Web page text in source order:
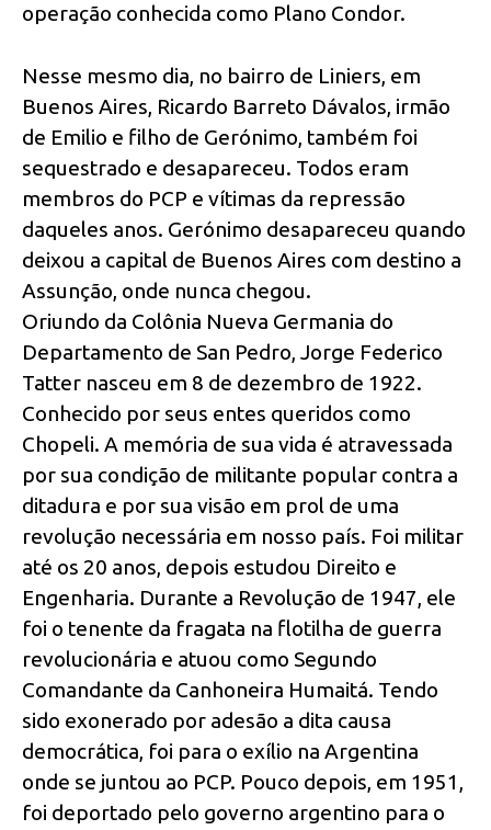
operação conhecida como Plano Condor.
Nesse mesmo dia, no bairro de Liniers, em
Buenos Aires, Ricardo Barreto Dávalos, irmão
de Emilio e filho de Gerónimo, também foi
sequestrado e desapareceu. Todos eram
membros do PCP e vítimas da repressão
daqueles anos. Gerónimo desapareceu quando
deixou a capital de Buenos Aires com destino a
Assunção, onde nunca chegou.
Oriundo da Colônia Nueva Germania do
Departamento de San Pedro, Jorge Federico
Tatter nasceu em 8 de dezembro de 1922.
Conhecido por seus entes queridos como
Chopeli. A memória de sua vida é atravessada
por sua condição de militante popular contra a
ditadura e por sua visão em prol de uma
revolução necessária em nosso país. Foi militar
até os 20 anos, depois estudou Direito e
Engenharia. Durante a Revolução de 1947, ele
foi o tenente da fragata na flotilha de guerra
revolucionária e atuou como Segundo
Comandante da Canhoneira Humaitá. Tendo
sido exonerado por adesão a dita causa
democrática, foi para o exílio na Argentina
onde se juntou ao PCP. Pouco depois, em 1951,
foi deportado pelo governo argentino para o